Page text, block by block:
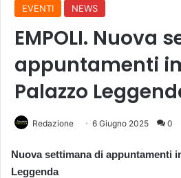
EVENTI NEWS
EMPOLI. Nuova
appuntamenti
Palazzo
Redazione 6 Giugno 2025 0
Nuova settimana di appuntamenti
Leggenda